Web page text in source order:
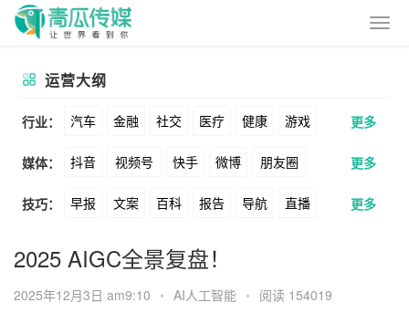
运营大纲
行业： 汽车 金融 社交 医疗 健康 游戏
动漫 美妆 美食 家装 教育 婚纱
酒旅 母婴 宠物 文娱 跨境 科技
广告 元宇宙 房地产
更多
媒体： 抖音 视频号 快手 微博 朋友圈
公众号 B站 小红书 头条 知乎
Soul 360 百度 搜狗
美图 最右 神马 谷歌 Facebook
更多
技巧： 早报 文案 百科 报告 导航 直播
卖货 脚本 话术 电商
涨粉 广告 推广 方案 策划 案例
更多
2025 AIGC全景复盘！
2025年12月3日 am9:10 • AI人工智能 • 阅读 154019